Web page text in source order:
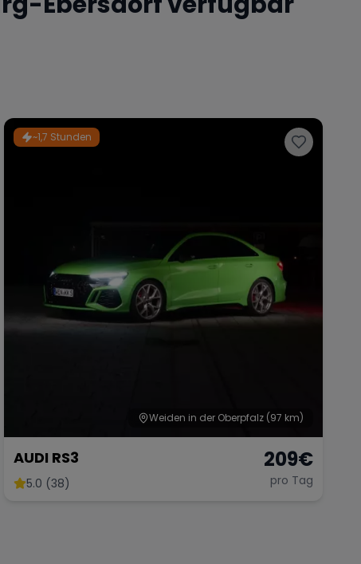
~1,7 Stunden
Weiden in der Oberpfalz (97 km)
AUDI RS3
5.0 (38)
209€
pro Tag